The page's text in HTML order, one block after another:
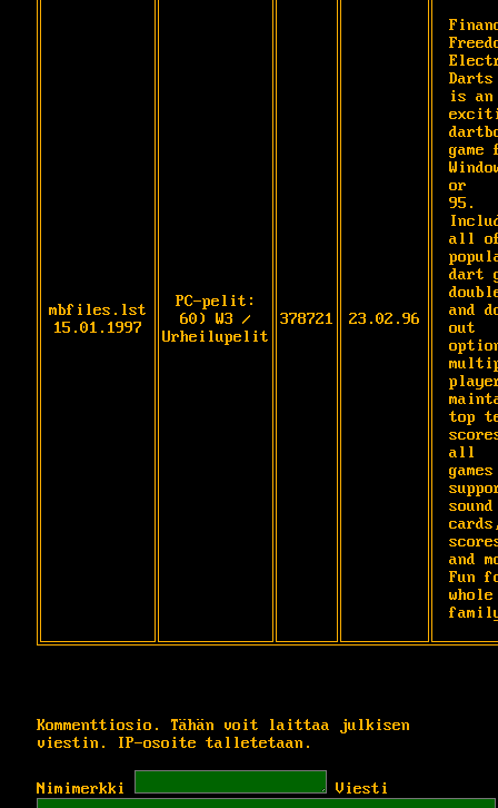
mbfiles.lst
15.01.1997
PC-pelit:
60) W3 /
Urheilupelit
378721 23.02.96
Darts
is an
game
or
95.
all
dart
and
out
top
all
sound
and
Fun
whole
Kommenttiosio. Tähän voit laittaa julkisen
viestin. IP-osoite talletetaan.
Nimimerkki Viesti